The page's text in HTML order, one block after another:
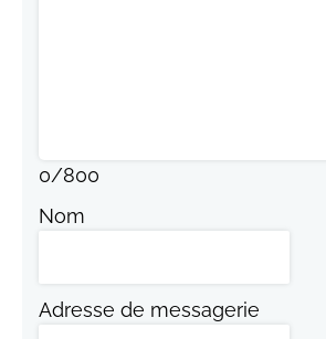
0/800
Nom
Adresse de messagerie